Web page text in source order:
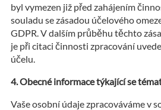
byl vymezen již před zahájením
souladu se zásadou účelového
GDPR. V dalším průběhu těchto
je při citaci činnosti zpracování
účelu.
Obecné informace týkající se
Vaše osobní údaje zpracováváme v